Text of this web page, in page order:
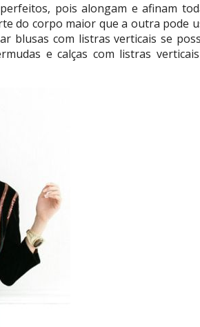
pois alongam e afinam
do corpo maior que a outra pode
blusas com listras verticais se
e calças com listras